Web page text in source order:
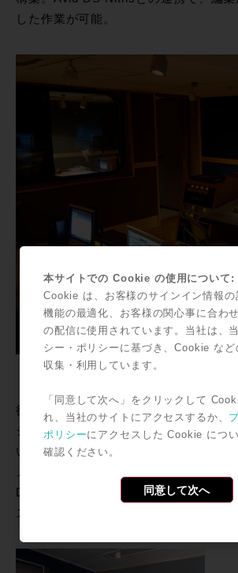
した作業が可能。
後方のデスクには、Machintoshベース
システムを準備。作業効率のアップと
い方にも対応が可能。
メインシステムはAVOption|V10にHP
D-Control 32Fader仕様のICONシステ
ステムとのOMFを使用したシームレス
本サイトでの Cookie の使用について:
Cookie は、お客様のサインイン情報の
機能の最適化、お客様の関心事に合わ
の配信に使用されています。当社は、
シー・ポリシーに基づき、Cookie など
収集・利用しています。
「同意して次へ」をクリックして
れ、当社のサイトにアクセスするか、
ポリシーにアクセスした Cookie につ
確認ください。
同意して次へ